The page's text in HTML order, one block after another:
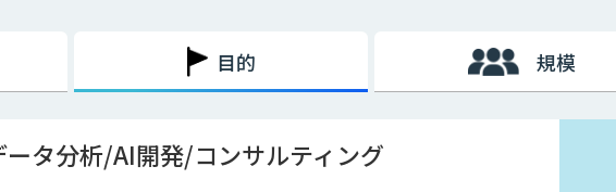
目的 規模
ータ分析/AI開発/コンサルティング